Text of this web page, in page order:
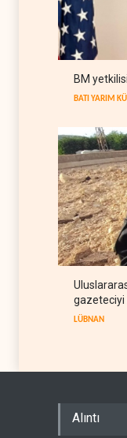
BM
BATI YARIM
gazeteciyi
LÜBNAN
Alıntı